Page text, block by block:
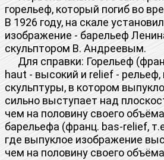
горельеф, который погиб во
В 1926 году, на скале
изображение - барельеф
скульптором В. Андреевым.
Для справки: Горельеф
haut - высокий и relief -
скульптуры, в котором
сильно выступает над
чем на половину своего
барельефа (франц. bas-relief,
где выпуклое изображение
чем на половину своего